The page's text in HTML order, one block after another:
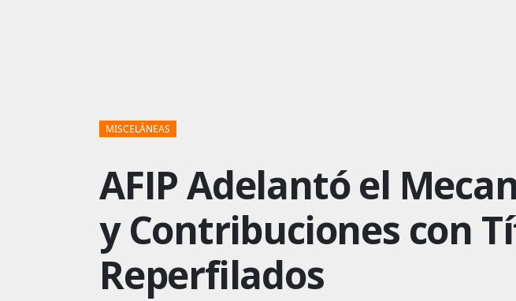
MISCELÁNEAS
AFIP Adelantó el
y Contribuciones con
Reperfilados